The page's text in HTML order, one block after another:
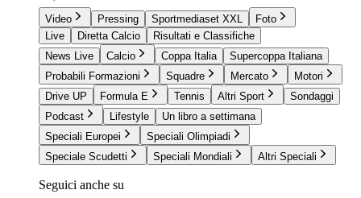
Video Pressing Sportmediaset XXL
Foto
Live
Diretta Calcio
Risultati e Classifiche
News Live
Calcio Coppa Italia
Supercoppa Italiana
Probabili Formazioni
Squadre Mercato
Motori
Drive UP
Formula E Tennis Altri Sport
Sondaggi
Podcast
Lifestyle
Un libro a settimana
Speciali Europei
Speciali Olimpiadi
Speciale Scudetti
Speciali Mondiali Altri Speciali
Seguici anche su